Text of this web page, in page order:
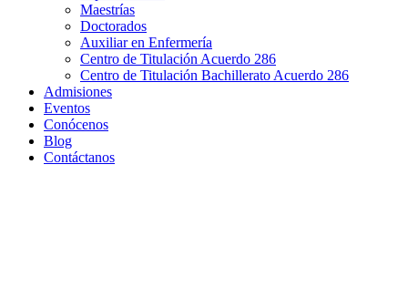
Maestrías
Doctorados
Auxiliar en Enfermería
Centro de Titulación Acuerdo 286
Centro de Titulación Bachillerato Acuerdo 286
Admisiones
Eventos
Conócenos
Blog
Contáctanos